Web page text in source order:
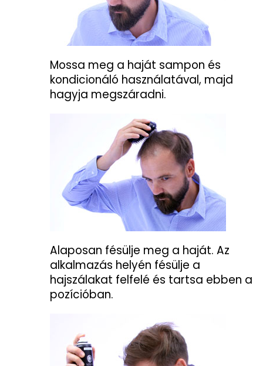
Mossa meg a haját sampon és
kondicionáló használatával, majd
hagyja megszáradni.
Alaposan fésülje meg a haját. Az
alkalmazás helyén fésülje a
hajszálakat felfelé és tartsa ebben a
pozícióban.